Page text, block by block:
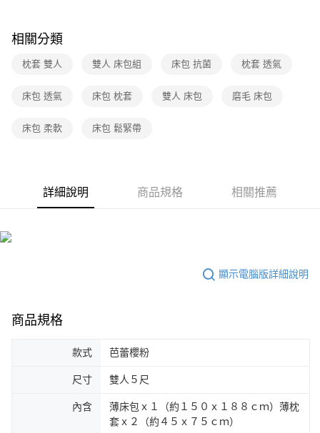
相關分類
枕套 雙人 雙人 床包組 床包 抗菌 枕套 透氣
床包 透氣 床包 枕套 雙人 床包 磨毛 床包
床包 柔軟 床包 鬆緊帶
詳細說明 商品規格 相關推薦
顯示電腦版詳細說明
商品規格
款式 芭蕾櫻粉
尺寸 雙人５尺
內含
薄床包ｘ１（約１５０ｘ１８８ｃｍ）薄枕
套ｘ２（約４５ｘ７５ｃｍ）